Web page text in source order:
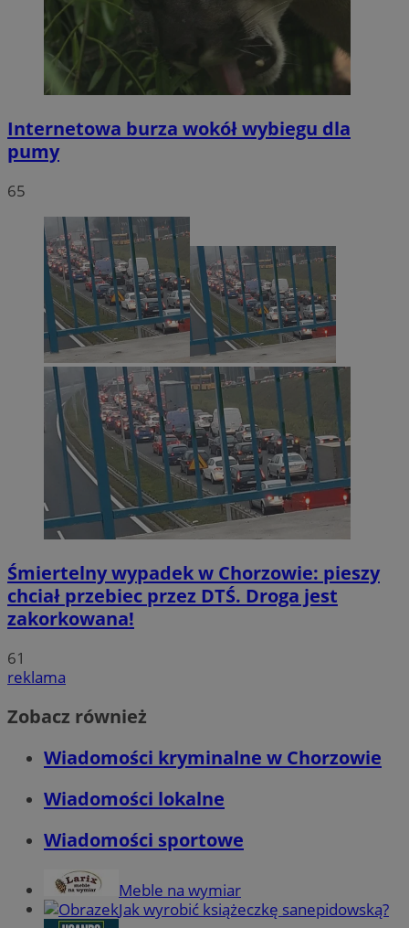
Internetowa burza wokół wybiegu dla
pumy
65
Śmiertelny wypadek w Chorzowie: pieszy
chciał przebiec przez DTŚ. Droga jest
zakorkowana!
61
reklama
Zobacz również
Wiadomości kryminalne w Chorzowie
Wiadomości lokalne
Wiadomości sportowe
Meble na wymiar
Jak wyrobić książeczkę sanepidowską?